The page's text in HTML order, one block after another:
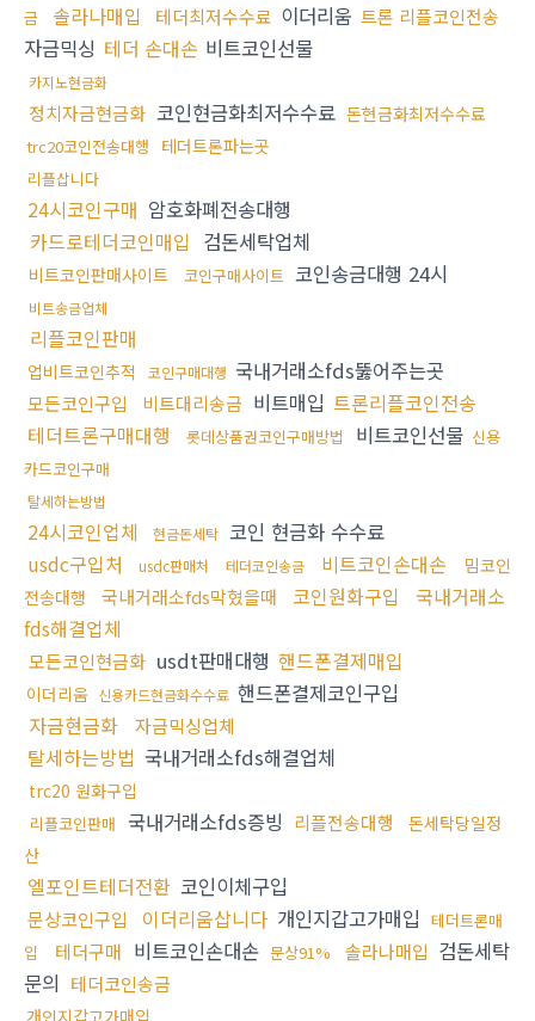
금
솔라나매입 테더최저수수료 이더리움 트론 리플코인전송
자금믹싱 테더 손대손 비트코인선물
카지노현금화
정치자금현금화 코인현금화최저수수료 돈현금화최저수수료
trc20코인전송대행 테더트론파는곳
리플삽니다
24시코인구매 암호화폐전송대행
카드로테더코인매입 검돈세탁업체
비트코인판매사이트 코인구매사이트 코인송금대행 24시
비트송금업체
리플코인판매
업비트코인추적 코인구매대행 국내거래소fds뚫어주는곳
모든코인구입 비트대리송금 비트매입 트론리플코인전송
테더트론구매대행
롯데상품권코인구매방법 비트코인선물 신용
카드코인구매
탈세하는방법
24시코인업체 현금돈세탁 코인 현금화 수수료
usdc구입처
usdc판매처 테더코인송금 비트코인손대손
밈코인
전송대행
국내거래소fds막혔을때 코인원화구입
국내거래소
fds해결업체
모든코인현금화 usdt판매대행 핸드폰결제매입
이더리움 신용카드현금화수수료 핸드폰결제코인구입
자금현금화
자금믹싱업체
탈세하는방법 국내거래소fds해결업체
trc20 원화구입
리플코인판매 국내거래소fds증빙 리플전송대행
돈세탁당일정
산
엘포인트테더전환 코인이체구입
문상코인구입 이더리움삽니다 개인지갑고가매입 테더트론매
입
테더구매 비트코인손대손 문상91% 솔라나매입 검돈세탁
문의 테더코인송금